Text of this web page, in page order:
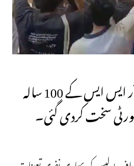
جامعہ کے طلباء کا کیمپس میں آر ایس ایس کے 100 سالہ
سخت کردی گئی۔